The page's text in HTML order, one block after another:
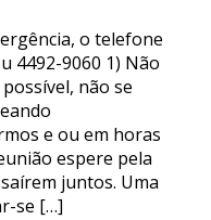
o telefone
4492-9060 1) Não
não se
e ou em horas
espere pela
juntos. Uma
se […]